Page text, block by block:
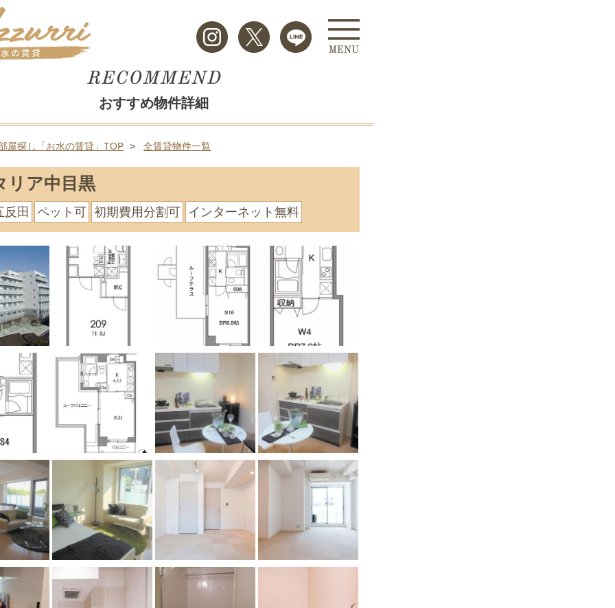
おすすめ物件詳細
屋探し「お水の賃貸」TOP 全賃貸物件一覧
リア中目黒
反田 ペット可 初期費用分割可 インターネット無料